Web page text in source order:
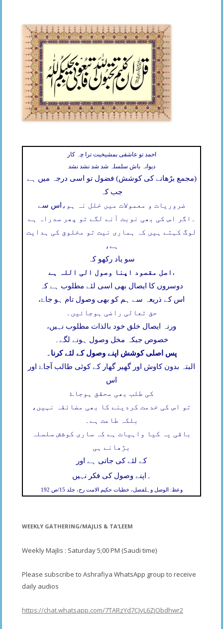
احمد تو عاشقی بمشیخیت ترا چہ کار
دیوانہ باش سلسلہ شد شد نشد نشد
(مجمع بڑھانے کی کوشش) فضول تو اسی درجہ میں ہے
جب کہ
اس سے ضروریات و معمولات میں خلل نہ ہو،
اگر اس کی بھی نوبت آنے لگے تو پھر سدراہ ہے
لوگ کہتے ہیں کہ ہماری نیت تو مخلوق کی ہدایت
ہے،
سو یاد رکھو کہ
اصل مقصود اپنا وصول الی اللہ ہے ،
دوسروں کا ایصال بھی اسی لئے مطلوب ہے کہ
اس کے ذریعہ سے ہم کو بھی وصول تام ہو جاۓ،
حق تعالی راضی ہوجائیں۔
ورنہ ایصال خلق خود بالذات مطلوب نہیں،
خصوص جبکہ مخل وصول ہونے لگے۔
پس اصلی کوشش اپنے وصول کے لئے کرنا۔
البتہ بدون کاوش اور گھیر گھار کے کوئی طالب آجاۓ اور
اس
کی طلب بھی محقق ہوجاۓ
تو اس کی خدمت کردینے کا بھی مضائقہ نہیں،
بلکہ طاعت ہے۔
باقی یہ کیا واہیات ہے کہ ساری کوشش سلسلہ
بڑھانے ہی
کے لئے کی جاتی ہے اور
اپنے وصول کی فکر نہیں
وعظ: الوصل وہلفصل، خطبات حکیم الامت رح، جلد 15/ص 192
WEEKLY GATHERING/MAJLIS & TA’LEEM
Weekly Majlis : Saturday 5;00 PM (Saudi time)
Please subscribe to Ashrafiya WhatsApp group to receive
daily audios
https://chat.whatsapp.com/7TARzYd7CJyL6ZjObdhwr2